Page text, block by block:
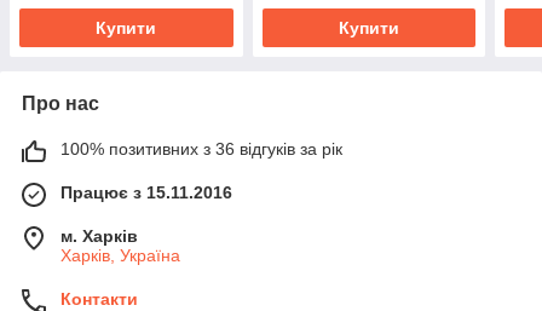
Купити Купити
Про нас
100% позитивних з 36 відгуків за рік
Працює з 15.11.2016
м. Харків
Харків, Україна
Контакти